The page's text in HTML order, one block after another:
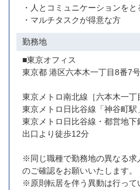
・人とコミュニケーションを
・マルチタスクが得意な方
勤務地
■東京オフィス
東京都 港区六本木一丁目8番7
東京メトロ南北線［六本木一
東京メトロ日比谷線「神谷町
東京メトロ日比谷線・都営地
出口より徒歩12分
※同じ職種で勤務地の異なる求
のご確認をお願いいたします。
※原則転居を伴う異動は行って